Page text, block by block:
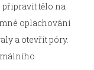
připravit tělo na
oplachování
a otevřít póry.